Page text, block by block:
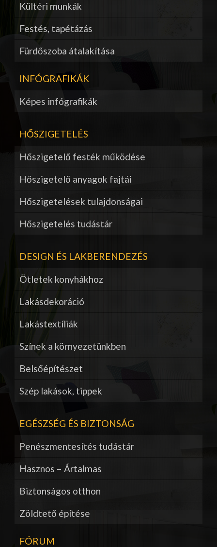
Kültéri munkák
Festés, tapétázás
Fürdőszoba átalakítása
INFÓGRAFIKÁK
Képes infógrafikák
HŐSZIGETELÉS
Hőszigetelő festék működése
Hőszigetelő anyagok fajtái
Hőszigetelések tulajdonságai
Hőszigetelés tudástár
DESIGN ÉS LAKBERENDEZÉS
Ötletek konyhákhoz
Lakásdekoráció
Lakástextíliák
Színek a környezetünkben
Belsőépítészet
Szép lakások, tippek
EGÉSZSÉG ÉS BIZTONSÁG
Penészmentesítés tudástár
Hasznos – Ártalmas
Biztonságos otthon
Zöldtető építése
FÓRUM